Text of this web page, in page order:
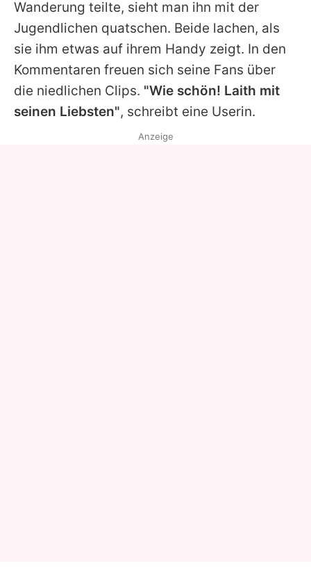
Wanderung teilte, sieht man ihn mit der
Jugendlichen quatschen. Beide lachen, als
sie ihm etwas auf ihrem Handy zeigt. In den
Kommentaren freuen sich seine Fans über
die niedlichen Clips. "Wie schön! Laith mit
seinen Liebsten", schreibt eine Userin.
Anzeige